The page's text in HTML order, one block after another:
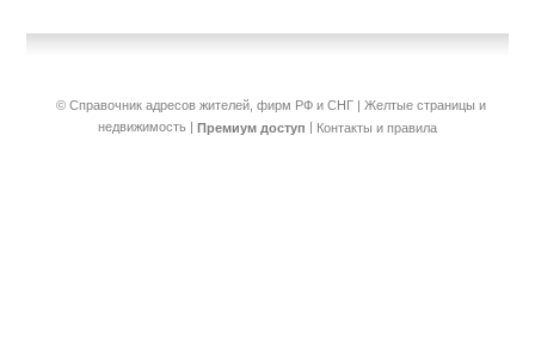
© Справочник адресов жителей, фирм РФ и СНГ | Желтые страницы и
недвижимость | Премиум доступ | Контакты и правила